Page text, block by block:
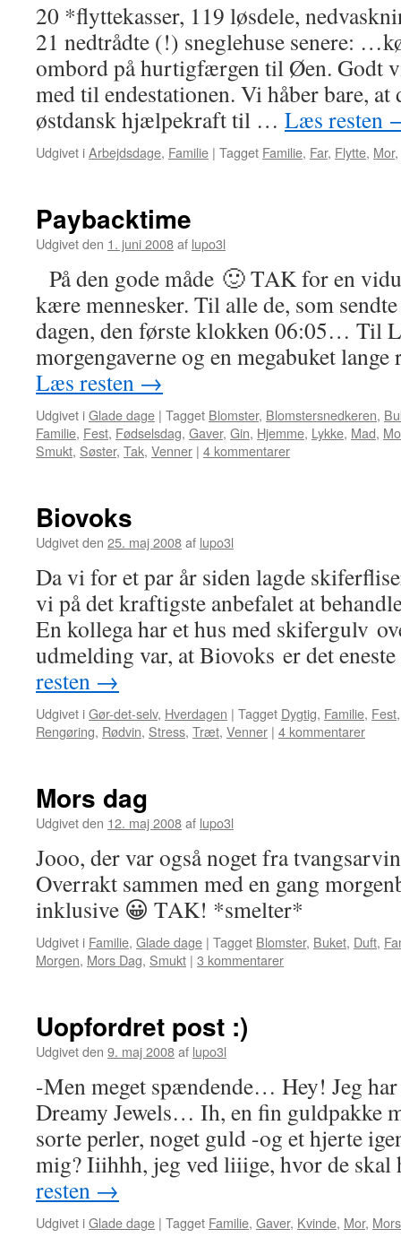
20 *flyttekasser, 119 løsdele,
21 nedtrådte (!) sneglehuse senere:
ombord på hurtigfærgen til Øen. Godt
med til endestationen. Vi håber bare, at
østdansk hjælpekraft til … Læs resten
Udgivet iArbejdsdage, Familie | Tagget Familie, Far, Flytte, Mor,
Paybacktime
Udgivet den 1. juni 2008af lupo3l
På den gode måde 🙂 TAK for en
kære mennesker. Til alle de, som
dagen, den første klokken 06:05… Til
morgengaverne og en megabuket
Læs resten →
Udgivet iGlade dage | Tagget Blomster, Blomstersnedkeren,
Familie, Fest, Fødselsdag, Gaver, Gin, Hjemme, Lykke, Mad,
Smukt, Søster, Tak, Venner | 4 kommentarer
Biovoks
Udgivet den 25. maj 2008af lupo3l
Da vi for et par år siden lagde
vi på det kraftigste anbefalet at
En kollega har et hus med skifergulv
udmelding var, at Biovoks er det
resten →
Udgivet iGør-det-selv, Hverdagen | Tagget Dygtig, Familie, Fest
Rengøring, Rødvin, Stress, Træt, Venner | 4 kommentarer
Mors dag
Udgivet den 12. maj 2008af lupo3l
Jooo, der var også noget fra
Overrakt sammen med en gang
inklusive 😀 TAK! *smelter*
Udgivet i Familie, Glade dage | Tagget Blomster, Buket, Duft,
Morgen, Mors Dag, Smukt | 3 kommentarer
Uopfordret post :)
Udgivet den 9. maj 2008af lupo3l
-Men meget spændende… Hey! Jeg
Dreamy Jewels… Ih, en fin guldpakke
sorte perler, noget guld -og et hjerte
mig? Iiihhh, jeg ved liiige, hvor de
resten →
Udgivet iGlade dage | Tagget Familie, Gaver, Kvinde, Mor,